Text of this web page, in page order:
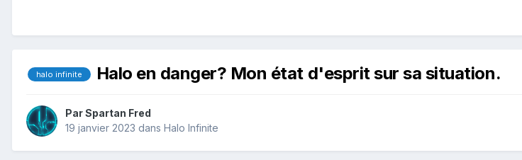
halo infinite Halo en danger? Mon état d'esprit sur sa situation.
ParSpartan Fred
19 janvier 2023 dans Halo Infinite